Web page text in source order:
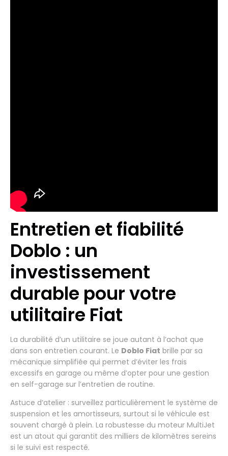
Entretien et fiabilité
Doblo : un
investissement
durable pour votre
utilitaire Fiat
La durabilité d’un utilitaire se joue autant à l’achat que
dans son entretien courant. Le Doblo Fiat brille par sa
mécanique simplifiée qui permet d’éviter les frais
excessifs en garage ou même d’opter pour une gestion
en self-garage sur l’entretien de routine.
Astuce d’atelier : surveillez particulièrement le système de
suspension et les amortisseurs, surtout si le véhicule est
souvent chargé à plein. La robustesse du moteur MultiJet
est un atout qui garantit des milliers de kilomètres sereins
si le suivi est respecté.